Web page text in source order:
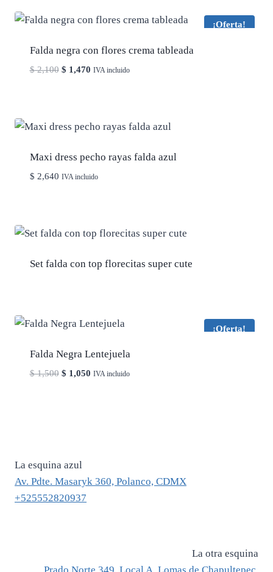
¡Oferta!
Falda negra con flores crema tableada
$2,100 El
$ 2,100.
$ 1,470El
$ 1,470.
IVA incluido
Maxi dress pecho rayas falda azul
$ 2,640 IVA incluido
Set falda con top florecitas super cute
¡Oferta!
Falda Negra Lentejuela
$1,500 El
$ 1,050ElIVA incluido
La esquina azul
Av. Pdte. Masaryk 360, Polanco, CDMX
+525552820937
La otra esquina